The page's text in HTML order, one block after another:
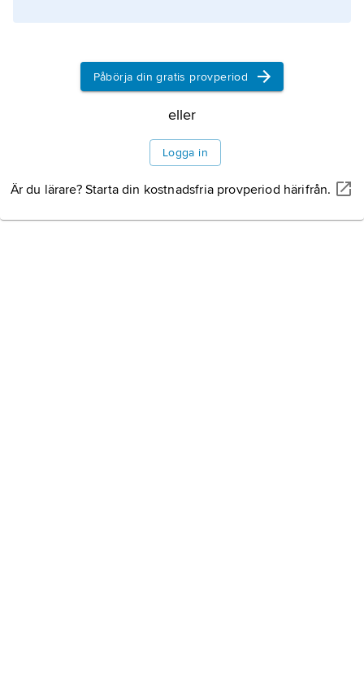
Påbörja din gratis provperiod
eller
Logga in
Är du lärare? Starta din kostnadsfria provperiod härifrån.